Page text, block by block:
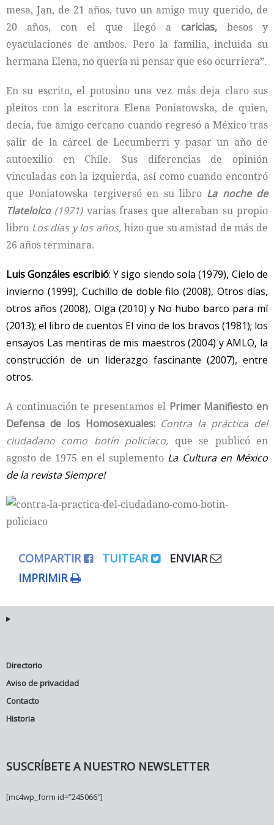
mesa, Jan, de 21 años, tuvo un amigo muy querido, de
20 años, con el que llegó a caricias,besos y
eyaculaciones de ambos. Pero la familia, incluida su
hermana Elena, no quería ni pensar que eso ocurriera”.
En su escrito, el potosino una vez más deja claro sus
pleitos con la escritora Elena Poniatowska, de quien,
decía, fue amigo cercano cuando regresó a México tras
salir de la cárcel de Lecumberri y pasar un año de
autoexilio en Chile. Sus diferencias de opinión
vinculadas con la izquierda, así como cuando encontró
que Poniatowska tergiversó en su libro La noche de
Tlatelolco(1971) varias frases que alteraban su propio
libro Los días y los años, hizo que su amistad de más de
26 años terminara.
Luis Gonzáles escribió: Y sigo siendo sola (1979), Cielo de
invierno (1999), Cuchillo de doble filo (2008), Otros días,
otros años (2008), Olga (2010) y No hubo barco para mí
(2013); el libro de cuentos El vino de los bravos (1981); los
ensayos Las mentiras de mis maestros (2004) y AMLO, la
construcción de un liderazgo fascinante (2007), entre
otros.
A continuación te presentamos el Primer Manifiesto en
Defensa de los Homosexuales: Contra la práctica del
ciudadano como botín policíaco, que se publicó en
agosto de 1975 en el suplemento La Cultura en México
de la revista Siempre!
COMPARTIR TUITEAR
ENVIAR
IMPRIMIR
Directorio
Aviso de privacidad
Contacto
Historia
SUSCRÍBETE A NUESTRO NEWSLETTER
[mc4wp_form id=”245066″]